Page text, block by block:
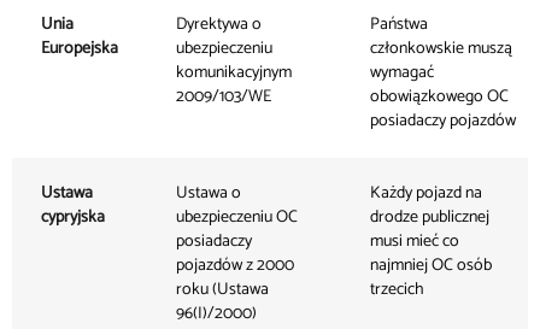
Unia
Europejska
Dyrektywa o
ubezpieczeniu
komunikacyjnym
2009/103/WE
Państwa
członkowskie muszą
wymagać
obowiązkowego OC
posiadaczy pojazdów
Ustawa
cypryjska
Ustawa o
ubezpieczeniu OC
posiadaczy
pojazdów z 2000
roku (Ustawa
96(I)/2000)
Każdy pojazd na
drodze publicznej
musi mieć co
najmniej OC osób
trzecich